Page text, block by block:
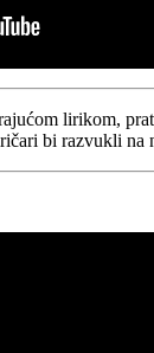
lirikom,
bi razvukli